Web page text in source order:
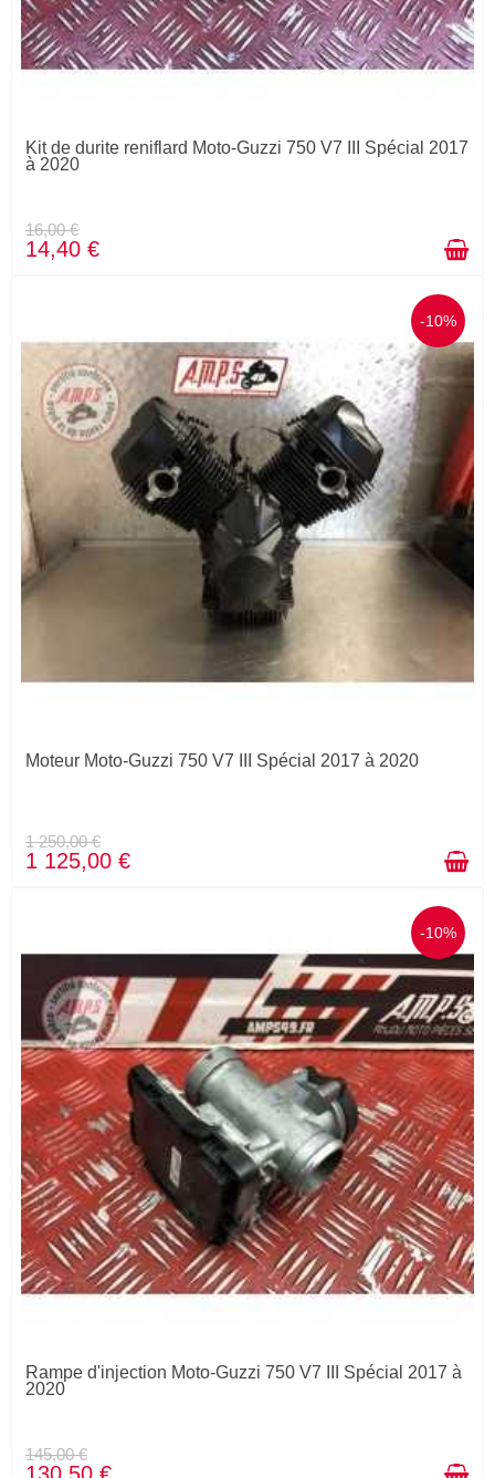
Kit de durite reniflard Moto-Guzzi 750 V7 III Spécial 2017
à 2020
16,00 €
14,40 €
-10%
Moteur Moto-Guzzi 750 V7 III Spécial 2017 à 2020
1 250,00 €
1 125,00 €
-10%
Rampe d'injection Moto-Guzzi 750 V7 III Spécial 2017 à
2020
145,00 €